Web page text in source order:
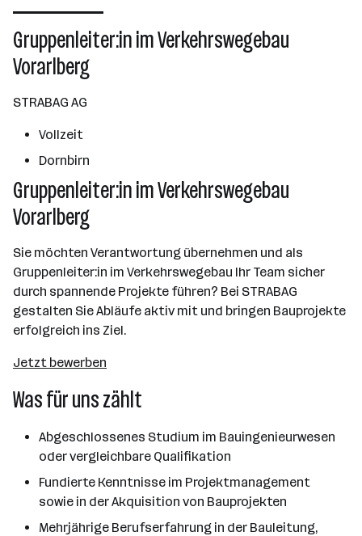
Wien
Gruppenleiter:in im Verkehrswegebau
Vorarlberg
STRABAG AG
Vollzeit
Dornbirn
Gruppenleiter:in im Verkehrswegebau
Vorarlberg
Sie möchten Verantwortung übernehmen und als
Gruppenleiter:in im Verkehrswegebau Ihr Team sicher
durch spannende Projekte führen? Bei STRABAG
gestalten Sie Abläufe aktiv mit und bringen Bauprojekte
erfolgreich ins Ziel.
Jetzt bewerben
Was für uns zählt
Abgeschlossenes Studium im Bauingenieurwesen
oder vergleichbare Qualifikation
Fundierte Kenntnisse im Projektmanagement
sowie in der Akquisition von Bauprojekten
Mehrjährige Berufserfahrung in der Bauleitung,